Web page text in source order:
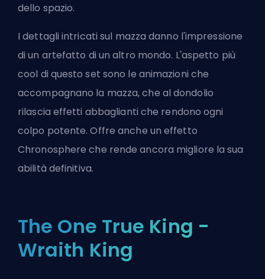
dello spazio.
I dettagli intricati sul mazza danno l'impressione
di un artefatto di un altro mondo. L'aspetto più
cool di questo set sono le animazioni che
accompagnano la mazza, che al dondolio
rilascia effetti abbaglianti che rendono ogni
colpo potente. Offre anche un effetto
Chronosphere che rende ancora migliore la sua
abilità definitiva.
The One True King -
Wraith King